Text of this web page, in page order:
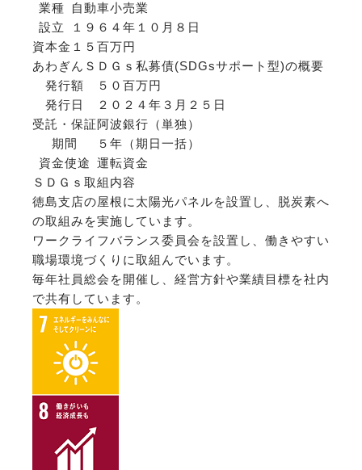
業種
自動車小売業
設立
１９６４年１０月８日
資本金 １５百万円
あわぎんＳＤＧｓ私募債(SDGsサポート型)の概要
発行額
５０百万円
発行日
２０２４年３月２５日
受託・保証 阿波銀行（単独）
期間
５年（期日一括）
資金使途
運転資金
ＳＤＧｓ取組内容
徳島支店の屋根に太陽光パネルを設置し、脱炭素へ
の取組みを実施しています。
ワークライフバランス委員会を設置し、働きやすい
職場環境づくりに取組んでいます。
毎年社員総会を開催し、経営方針や業績目標を社内
で共有しています。